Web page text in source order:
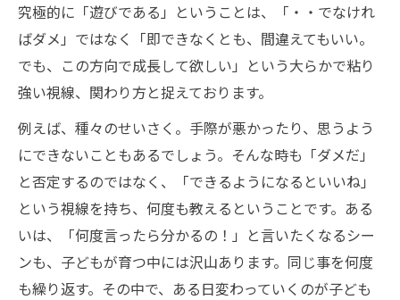
究極的に「遊びである」ということは、「・・でなけれ
ばダメ」ではなく「即できなくとも、間違えてもいい。
でも、この方向で成長して欲しい」という大らかで粘り
強い視線、関わり方と捉えております。
例えば、種々のせいさく。手際が悪かったり、思うよう
にできないこともあるでしょう。そんな時も「ダメだ」
と否定するのではなく、「できるようになるといいね」
という視線を持ち、何度も教えるということです。ある
いは、「何度言ったら分かるの！」と言いたくなるシー
ンも、子どもが育つ中には沢山あります。同じ事を何度
も繰り返す。その中で、ある日変わっていくのが子ども